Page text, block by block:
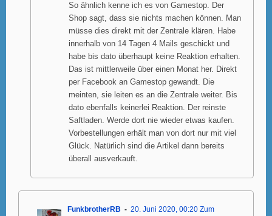
So ähnlich kenne ich es von Gamestop. Der
Shop sagt, dass sie nichts machen können. Man
müsse dies direkt mit der Zentrale klären. Habe
innerhalb von 14 Tagen 4 Mails geschickt und
habe bis dato überhaupt keine Reaktion erhalten.
Das ist mittlerweile über einen Monat her. Direkt
per Facebook an Gamestop gewandt. Die
meinten, sie leiten es an die Zentrale weiter. Bis
dato ebenfalls keinerlei Reaktion. Der reinste
Saftladen. Werde dort nie wieder etwas kaufen.
Vorbestellungen erhält man von dort nur mit viel
Glück. Natürlich sind die Artikel dann bereits
überall ausverkauft.
FunkbrotherRB 20. Juni 2020, 00:20 Zum